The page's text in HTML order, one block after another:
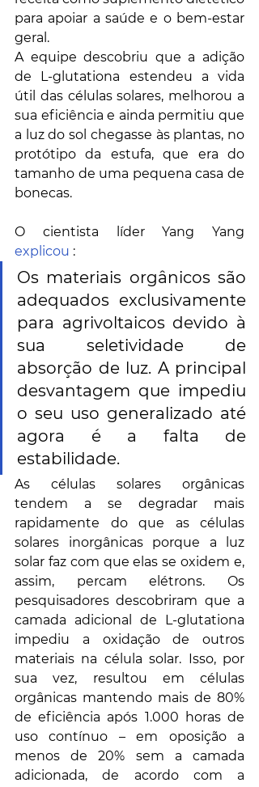
para apoiar a saúde e o bem-estar
geral.
A equipe descobriu que a adição
de L-glutationa estendeu a vida
útil das células solares, melhorou a
sua eficiência e ainda permitiu que
a luz do sol chegasse às plantas, no
protótipo da estufa, que era do
tamanho de uma pequena casa de
bonecas.
explicou :
Os materiais orgânicos são
adequados exclusivamente
para agrivoltaicos devido à
sua seletividade de
absorção de luz. A principal
desvantagem que impediu
o seu uso generalizado até
agora é a falta de
estabilidade.
As células solares orgânicas
tendem a se degradar mais
rapidamente do que as células
solares inorgânicas porque a luz
solar faz com que elas se oxidem e,
assim, percam elétrons. Os
pesquisadores descobriram que a
camada adicional de L-glutationa
impediu a oxidação de outros
materiais na célula solar. Isso, por
sua vez, resultou em células
orgânicas mantendo mais de 80%
de eficiência após 1.000 horas de
uso contínuo – em oposição a
menos de 20% sem a camada
adicionada, de acordo com a